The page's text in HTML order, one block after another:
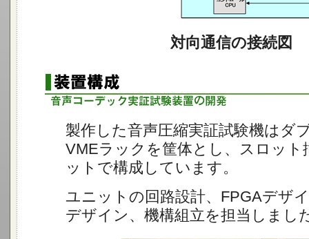
対向通信の接続図
製作した音声圧縮実証試験機はダ
VMEラックを筐体とし、スロット
ットで構成しています。
ユニットの回路設計、FPGAデザ
デザイン、機構組立を担当しまし